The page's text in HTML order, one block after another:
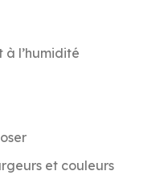
l’humidité
et couleurs